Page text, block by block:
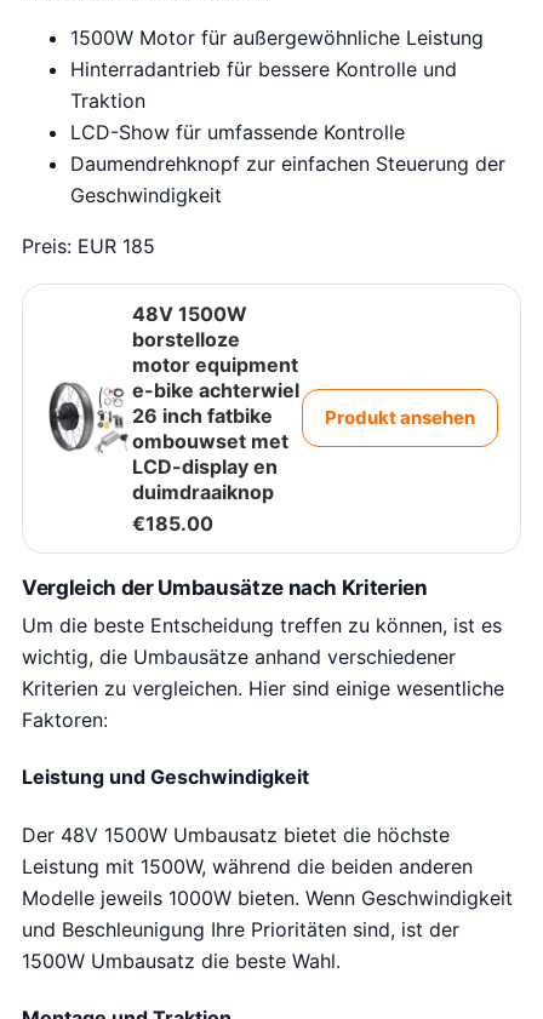
1500W Motor für außergewöhnliche Leistung
Hinterradantrieb für bessere Kontrolle und
Traktion
LCD-Show für umfassende Kontrolle
Daumendrehknopf zur einfachen Steuerung der
Geschwindigkeit
Preis: EUR 185
48V 1500W
borstelloze
motor equipment
e-bike achterwiel
26 inch fatbike
ombouwset met
LCD-display en
duimdraaiknop
€185.00
Produkt ansehen
Vergleich der Umbausätze nach Kriterien
Um die beste Entscheidung treffen zu können, ist es
wichtig, die Umbausätze anhand verschiedener
Kriterien zu vergleichen. Hier sind einige wesentliche
Faktoren:
Leistung und Geschwindigkeit
Der 48V 1500W Umbausatz bietet die höchste
Leistung mit 1500W, während die beiden anderen
Modelle jeweils 1000W bieten. Wenn Geschwindigkeit
und Beschleunigung Ihre Prioritäten sind, ist der
1500W Umbausatz die beste Wahl.